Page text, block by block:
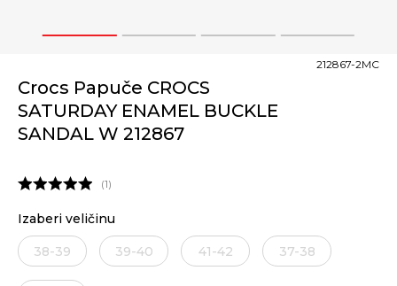
1 2 3 4
Crocs Papuče CROCS
SATURDAY ENAMEL BUCKLE
SANDAL W 212867
212867-2MC
1
Izaberi veličinu
38-39 39-40 41-42 37-38